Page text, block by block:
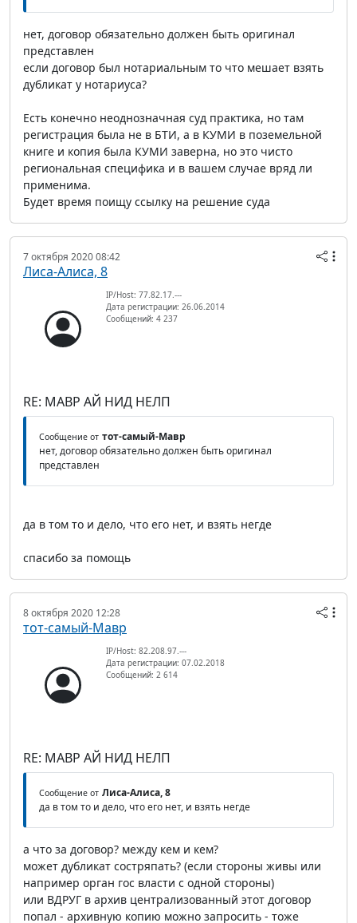
нет, договор обязательно должен быть оригинал
представлен
если договор был нотариальным то что мешает взять
дубликат у нотариуса?
Есть конечно неоднозначная суд практика, но там
регистрация была не в БТИ, а в КУМИ в поземельной
книге и копия была КУМИ заверна, но это чисто
региональная специфика и в вашем случае вряд ли
применима.
Будет время поищу ссылку на решение суда
7 октября 2020 08:42
Лиса-Алиса, 8
IP/Host: 77.82.17.---
Дата регистрации: 26.06.2014
Сообщений: 4 237
RE: МАВР АЙ НИД НЕЛП
Сообщение от тот-самый-Мавр
нет, договор обязательно должен быть оригинал
представлен
да в том то и дело, что его нет, и взять негде
спасибо за помощь
8 октября 2020 12:28
тот-самый-Мавр
IP/Host: 82.208.97.---
Дата регистрации: 07.02.2018
Сообщений: 2 614
RE: МАВР АЙ НИД НЕЛП
Сообщение от Лиса-Алиса, 8
да в том то и дело, что его нет, и взять негде
а что за договор? между кем и кем?
может дубликат состряпать? (если стороны живы или
например орган гос власти с одной стороны)
или ВДРУГ в архив централизованный этот договор
попал - архивную копию можно запросить - тоже